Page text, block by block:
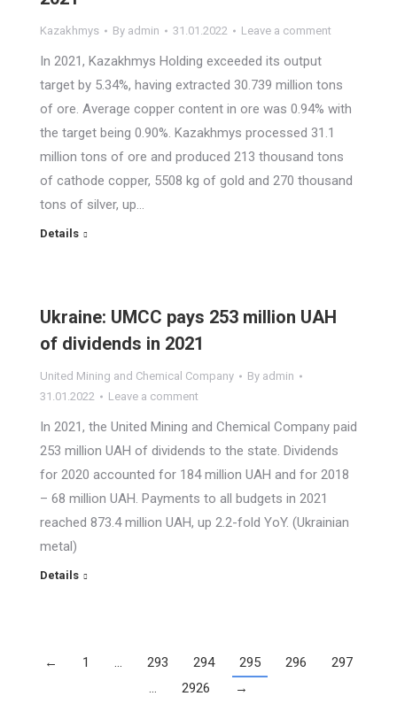
Kazakhmys By admin 31.01.2022 Leave a comment
In 2021, Kazakhmys Holding exceeded its output
target by 5.34%, having extracted 30.739 million tons
of ore. Average copper content in ore was 0.94% with
the target being 0.90%. Kazakhmys processed 31.1
million tons of ore and produced 213 thousand tons
of cathode copper, 5508 kg of gold and 270 thousand
tons of silver, up…
Details
Ukraine: UMCC pays 253 million UAH
of dividends in 2021
United Mining and Chemical Company By admin
31.01.2022
Leave a comment
In 2021, the United Mining and Chemical Company paid
253 million UAH of dividends to the state. Dividends
for 2020 accounted for 184 million UAH and for 2018
– 68 million UAH. Payments to all budgets in 2021
reached 873.4 million UAH, up 2.2-fold YoY. (Ukrainian
metal)
Details
← 1 … 293 294 295 296
297
…
2926 →